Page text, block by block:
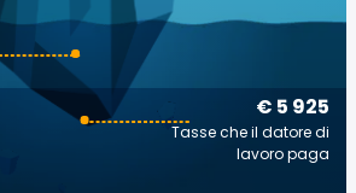
€ 5 925
Tasse che il datore di
lavoro paga